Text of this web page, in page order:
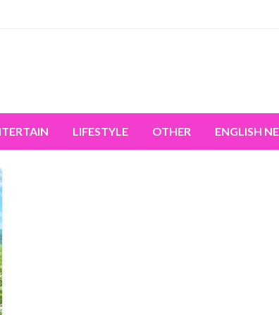
LIFESTYLE OTHER ENGLISH